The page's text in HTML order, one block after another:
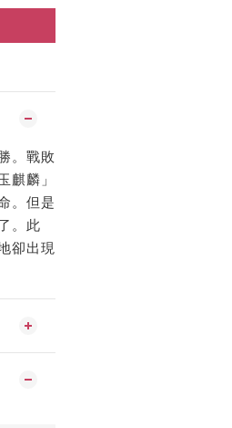
。戰敗
麒麟」
。但是
。此
卻出現